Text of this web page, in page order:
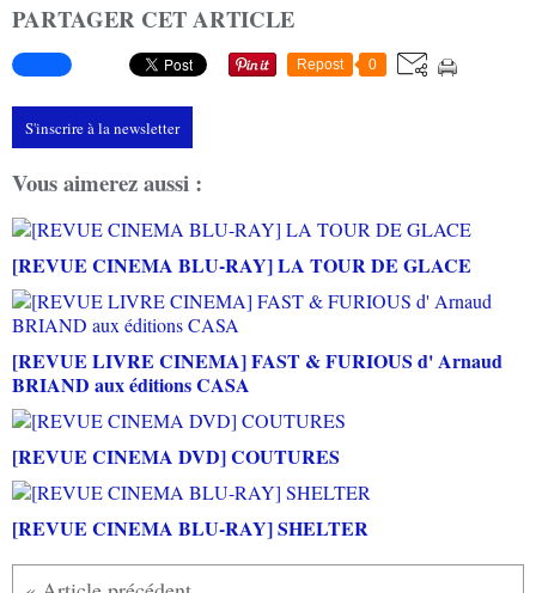
PARTAGER CET ARTICLE
Repost 0
S'inscrire à la newsletter
Vous aimerez aussi :
[REVUE CINEMA BLU-RAY] LA TOUR DE GLACE
[REVUE LIVRE CINEMA] FAST & FURIOUS d' Arnaud
BRIAND aux éditions CASA
[REVUE CINEMA DVD] COUTURES
[REVUE CINEMA BLU-RAY] SHELTER